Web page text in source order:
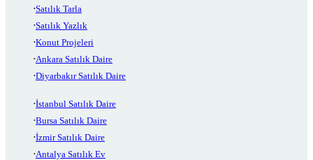
Satılık Tarla
Satılık Yazlık
Konut Projeleri
Ankara Satılık Daire
Diyarbakır Satılık Daire
İstanbul Satılık Daire
Bursa Satılık Daire
İzmir Satılık Daire
Antalya Satılık Ev